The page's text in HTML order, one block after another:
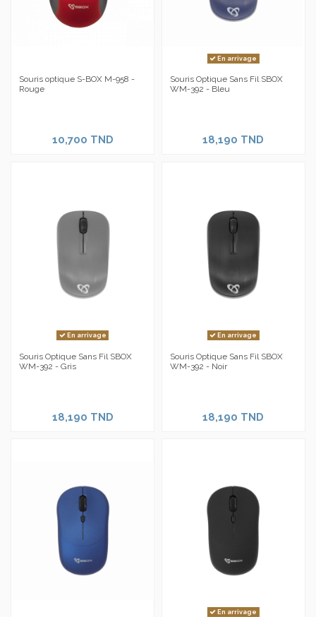
Souris optique S-BOX M-958 -
Rouge
10,700 TND
En arrivage
Souris Optique Sans Fil SBOX
WM-392 - Bleu
18,190 TND
En arrivage
Souris Optique Sans Fil SBOX
WM-392 - Gris
18,190 TND
En arrivage
Souris Optique Sans Fil SBOX
WM-392 - Noir
18,190 TND
En arrivage